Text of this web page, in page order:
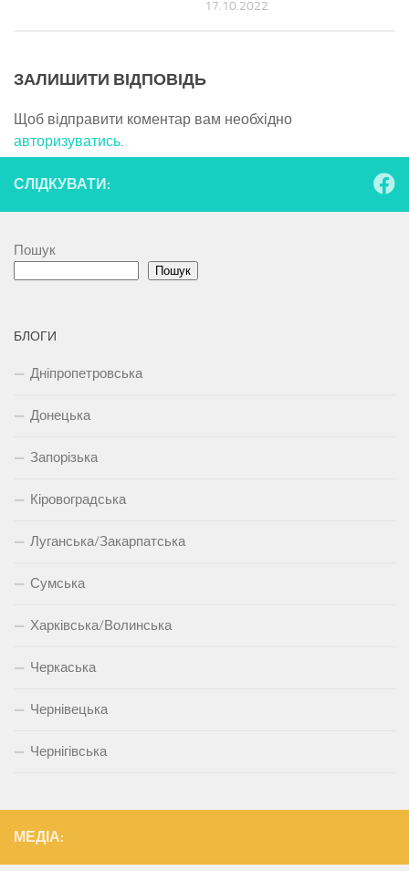
17.10.2022
ЗАЛИШИТИ ВІДПОВІДЬ
Щоб відправити коментар вам необхідно
авторизуватись.
СЛІДКУВАТИ:
Пошук
Пошук
БЛОГИ
Дніпропетровська
Донецька
Запорізька
Кіровоградська
Луганська/Закарпатська
Сумська
Харківська/Волинська
Черкаська
Чернівецька
Чернігівська
МЕДІА: